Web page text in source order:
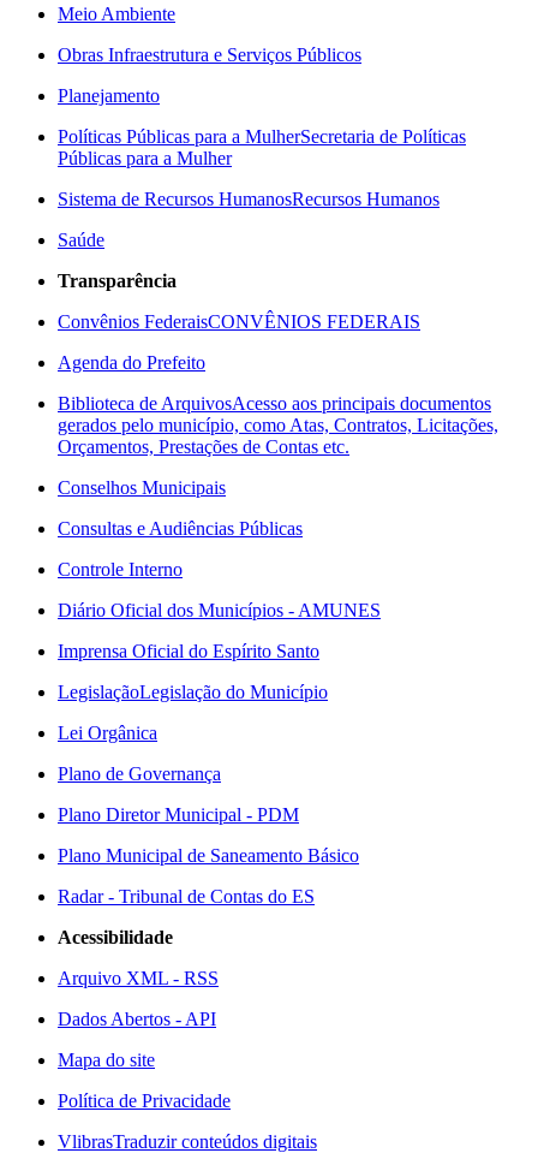
Meio Ambiente
Obras Infraestrutura e Serviços Públicos
Planejamento
Políticas Públicas para a MulherSecretaria de Políticas
Públicas para a Mulher
Sistema de Recursos HumanosRecursos Humanos
Saúde
Transparência
Convênios FederaisCONVÊNIOS FEDERAIS
Agenda do Prefeito
Biblioteca de ArquivosAcesso aos principais documentos
gerados pelo município, como Atas, Contratos, Licitações,
Orçamentos, Prestações de Contas etc.
Conselhos Municipais
Consultas e Audiências Públicas
Controle Interno
Diário Oficial dos Municípios - AMUNES
Imprensa Oficial do Espírito Santo
LegislaçãoLegislação do Município
Lei Orgânica
Plano de Governança
Plano Diretor Municipal - PDM
Plano Municipal de Saneamento Básico
Radar - Tribunal de Contas do ES
Acessibilidade
Arquivo XML - RSS
Dados Abertos - API
Mapa do site
Política de Privacidade
VlibrasTraduzir conteúdos digitais